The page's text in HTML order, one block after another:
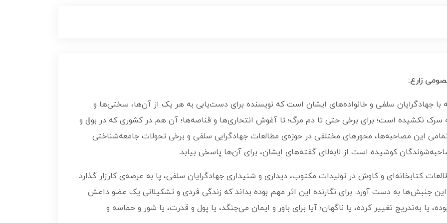
زارع:
با جهادگرایان سلفی و خانواده‌های ایشان است که نویسنده برای دست‌یابی به هر یک از آن‌ها، سختی‌ها و
سرک نکشیده است؛ برای برخی حتی تا دم مرگ؛ تا آغوش انتحاری‌ها و قناصه‌ها؛ آن هم در کشوری که در بوق و
تمامی این مصاحبه‌ها، محورهای مختلفی در حوزه‌ی مطالعات جهادگرایی سلفی و برخی تحولات جامعه‌شناختی
کوشیده است از لابه‌لای گفته‌های ایشان، برای آن‌ها پاسخی بیابد‌‌‌‌.
کتابخانه‌ای و کاوش در تولیدات مکتوب‌‌، دیداری و شنیداری جهادگرایان سلفی، پا به عرصه‌ی کارزار گذارد
جنبش‌ها به دست آورد‌‌‌‌. برای نگارنده این اثر مهم بوده بداند که زندگی فردی و تشکیلاتی یک عضو داعش
یا به‌تدریج تغییر کرده، یا ناگهان؛ آیا برای باور و ایمان می‌جنگد، یا پول و قدرت، یا شور و حماسه و